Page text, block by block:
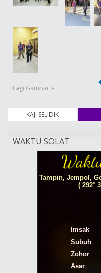
Lagi Gambar »
KAJI SELIDIK
WAKTU SOLAT